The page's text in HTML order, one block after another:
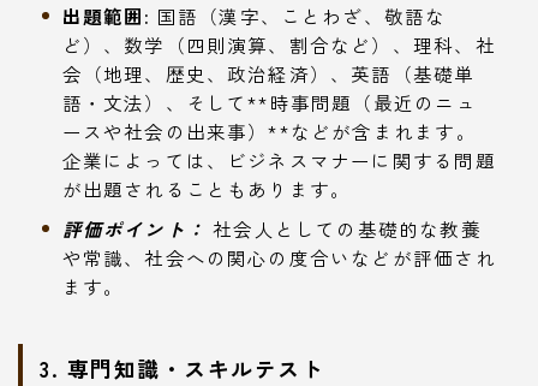
出題範囲: 国語（漢字、ことわざ、敬語な
ど）、数学（四則演算、割合など）、理科、社
会（地理、歴史、政治経済）、英語（基礎単
語・文法）、そして**時事問題（最近のニュ
ースや社会の出来事）**などが含まれます。
企業によっては、ビジネスマナーに関する問題
が出題されることもあります。
評価ポイント： 社会人としての基礎的な教養
や常識、社会への関心の度合いなどが評価され
ます。
3. 専門知識・スキルテスト